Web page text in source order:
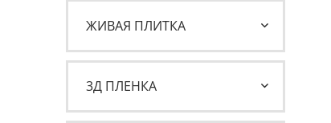
ЖИВАЯ ПЛИТКА
3Д ПЛЕНКА